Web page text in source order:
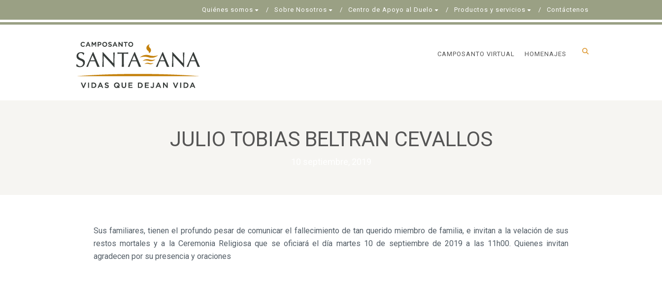
Quiénes somos Sobre Nosotros Centro de Apoyo al Duelo Productos y servicios Contáctenos
CAMPOSANTO VIRTUAL HOMENAJES
JULIO TOBIAS BELTRAN CEVALLOS
Sus familiares, tienen el profundo pesar de comunicar el fallecimiento de tan querido miembro de familia, e invitan a la velación de sus
restos mortales y a la Ceremonia Religiosa que se oficiará el día martes 10 de septiembre de 2019 a las 11h00. Quienes invitan
agradecen por su presencia y oraciones